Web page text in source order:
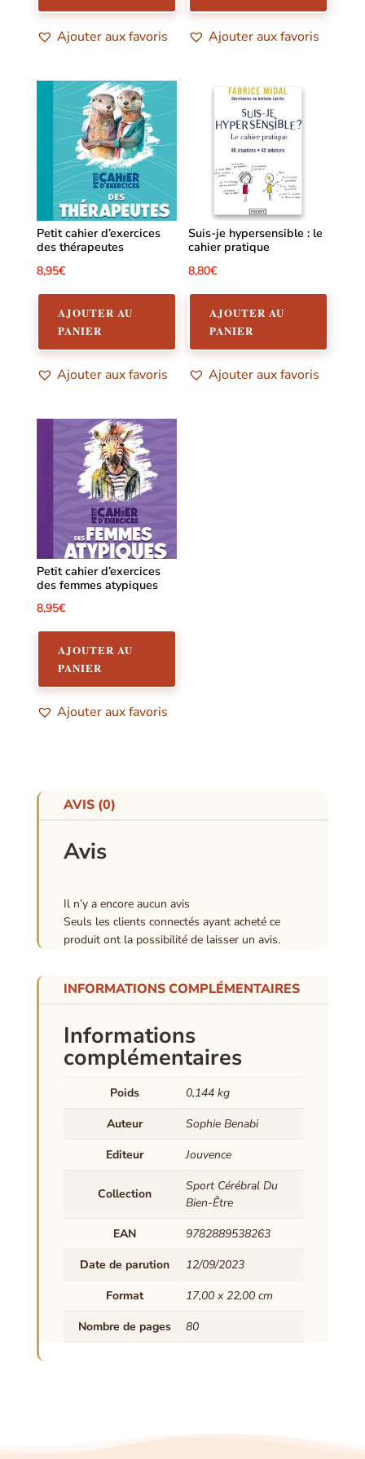
Ajouter aux favoris Ajouter aux favoris
Petit cahier d’exercices
des thérapeutes
8,95€
AJOUTER AU
PANIER
Ajouter aux favoris
Suis-je hypersensible : le
cahier pratique
8,80€
AJOUTER AU
PANIER
Ajouter aux favoris
Petit cahier d’exercices
des femmes atypiques
8,95€
AJOUTER AU
PANIER
Ajouter aux favoris
AVIS (0)
Avis
Il n’y a encore aucun avis
Seuls les clients connectés ayant acheté ce
produit ont la possibilité de laisser un avis.
INFORMATIONS COMPLÉMENTAIRES
Informations
complémentaires
Poids
0,144 kg
Auteur
Sophie Benabi
Editeur
Jouvence
Collection
Sport Cérébral Du
Bien-Être
EAN
9782889538263
Date de parution
12/09/2023
Format
17,00 x 22,00 cm
Nombre de pages
80